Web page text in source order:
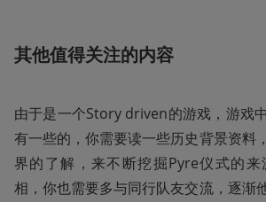
其他值得关注的内容
由于是一个Story driven的游戏，游戏
有一些的，你需要读一些历史背景资料
界的了解，来不断挖掘Pyre仪式的
相，你也需要多与同行队友交流，逐渐